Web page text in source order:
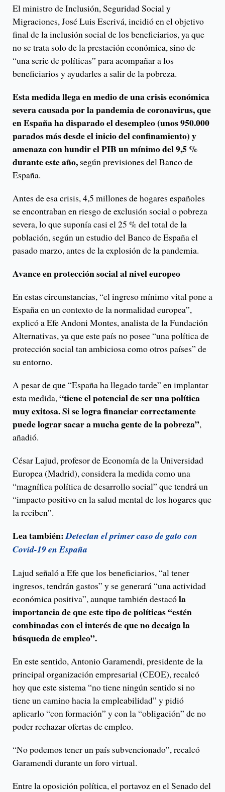
El ministro de Inclusión, Seguridad Social y
Migraciones, José Luis Escrivá, incidió en el objetivo
final de la inclusión social de los beneficiarios, ya que
no se trata solo de la prestación económica, sino de
“una serie de políticas” para acompañar a los
beneficiarios y ayudarles a salir de la pobreza.
Esta medida llega en medio de una crisis económica
severa causada por la pandemia de coronavirus, que
en España ha disparado el desempleo (unos 950.000
parados más desde el inicio del confinamiento) y
amenaza con hundir el PIB un mínimo del 9,5 %
durante este año, según previsiones del Banco de
España.
Antes de esa crisis, 4,5 millones de hogares españoles
se encontraban en riesgo de exclusión social o pobreza
severa, lo que suponía casi el 25 % del total de la
población, según un estudio del Banco de España el
pasado marzo, antes de la explosión de la pandemia.
Avance en protección social al nivel europeo
En estas circunstancias, “el ingreso mínimo vital pone a
España en un contexto de la normalidad europea”,
explicó a Efe Andoni Montes, analista de la Fundación
Alternativas, ya que este país no posee “una política de
protección social tan ambiciosa como otros países” de
su entorno.
A pesar de que “España ha llegado tarde” en implantar
esta medida,“tiene el potencial de ser una política
muy exitosa. Si se logra financiar correctamente
puede lograr sacar a mucha gente de la pobreza”,
añadió.
César Lajud, profesor de Economía de la Universidad
Europea (Madrid), considera la medida como una
“magnífica política de desarrollo social” que tendrá un
“impacto positivo en la salud mental de los hogares que
la reciben”.
Lea también:Detectan el primer caso de gato con
Covid-19 en España
Lajud señaló a Efe que los beneficiarios, “al tener
ingresos, tendrán gastos” y se generará “una actividad
económica positiva”, aunque también destacóla
importancia de que este tipo de políticas “estén
combinadas con el interés de que no decaiga la
búsqueda de empleo”.
En este sentido, Antonio Garamendi, presidente de la
principal organización empresarial (CEOE), recalcó
hoy que este sistema “no tiene ningún sentido si no
tiene un camino hacia la empleabilidad” y pidió
aplicarlo “con formación” y con la “obligación” de no
poder rechazar ofertas de empleo.
“No podemos tener un país subvencionado”, recalcó
Garamendi durante un foro virtual.
Entre la oposición política, el portavoz en el Senado del